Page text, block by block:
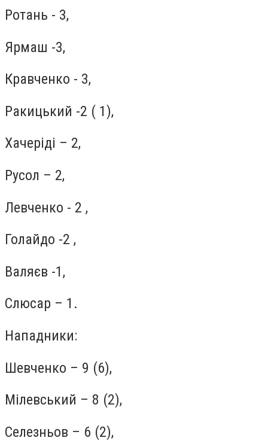
Ротань - 3,
Ярмаш -3,
Кравченко - 3,
Ракицький -2 ( 1),
Хачеріді – 2,
Русол – 2,
Левченко - 2 ,
Голайдо -2 ,
Валяєв -1,
Слюсар – 1.
Нападники:
Шевченко – 9 (6),
Мілевський – 8 (2),
Селезньов – 6 (2),